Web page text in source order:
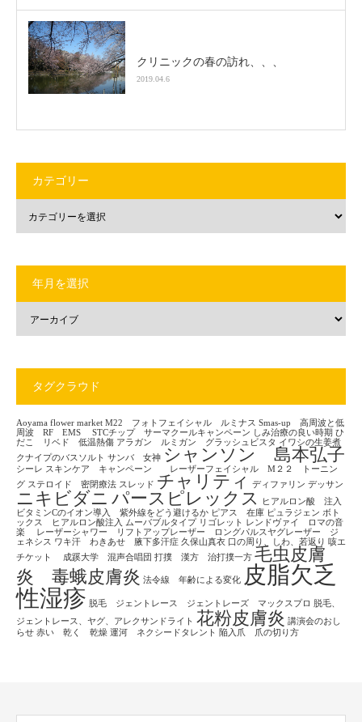
クリニックの春の訪れ、、、
2019.04.6
カテゴリー
年月を選択
タグクラウド
Aoyama flower market M22 フォトフェイシャル ルミナス Smas-up 高周波と低
周波 RF EMS
STCチップ サーマクールキャンペーン しみ治療の良い時期 ひ
だこ リベド 低温熱傷 アラガン ルミガン グラッシュビスタ イワシの生姜煮
クナイプのバスソルト サンバ 女神 シャンソン 島本弘子
シーレ スキンケア キャンペーン レーザーフェイシャル M２２ トーニン
グ ステロイド 密閉療法 スレッド チャリティ ディファリン デッサン
ニキビダニ パースピレックス
ヒアルロン酸 注入
ビタミンCのイオン導入 紫外線をどう避けるか ピアス 在庫 ピュラジェン ボト
ックス ヒアルロン酸注入
ムーバブルタイプ リゴレット レンドヴァイ ロマの音
楽
レーザーシャワー リフトアップレーザー ロングパルスヤグレーザー ジ
ェネシス ワキ汗 わきあせ 腋下多汗症 久保山真衣 口の周り、しわ、若返り 咳エ
チケット
成蹊大学 混声合唱団 打撲 漢方 治打撲一方 毛虫皮膚
炎 毒蛾皮膚炎 法令線 年齢による変化
皮脂欠乏
性湿疹 脱毛 ジェントレース ジェントレーズ マックスプロ
脱毛、
ジェントレース、ヤグ、アレクサンドライト 花粉皮膚炎 講演会のおし
らせ 赤い 乾く 乾燥 運河 ネクシードタレント 陥入爪 爪の切り方